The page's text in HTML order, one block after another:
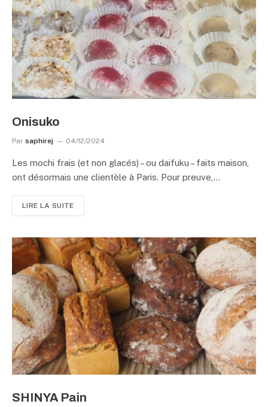
Onisuko
Par saphirej 04/12/2024
Les mochi frais (et non glacés) – ou daifuku – faits maison,
ont désormais une clientèle à Paris. Pour preuve,…
LIRE LA SUITE
SHINYA Pain